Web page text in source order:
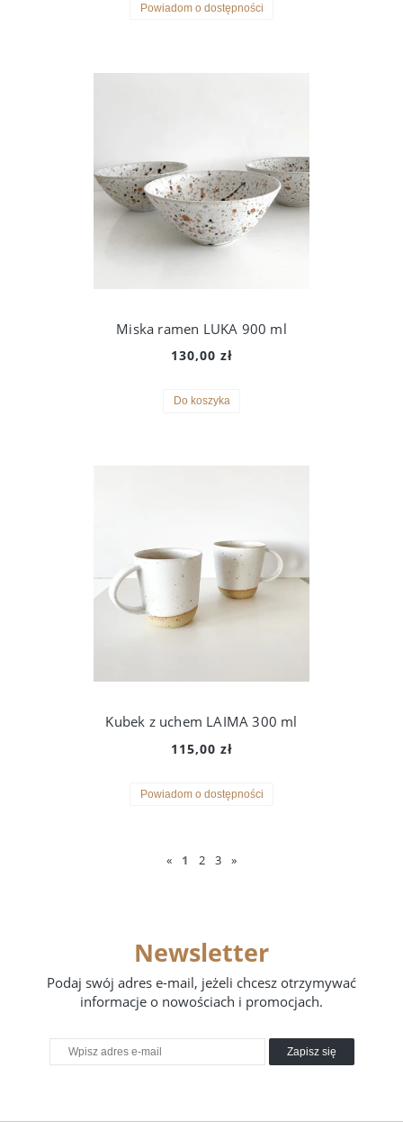
Powiadom o dostępności
Miska ramen LUKA 900 ml
130,00 zł
Do koszyka
Kubek z uchem LAIMA 300 ml
115,00 zł
Powiadom o dostępności
« 1 2 3 »
Newsletter
Podaj swój adres e-mail, jeżeli chcesz otrzymywać
informacje o nowościach i promocjach.
Zapisz się